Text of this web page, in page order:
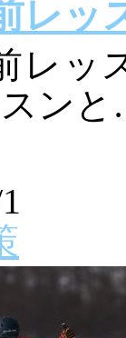
レ
レッ
スン